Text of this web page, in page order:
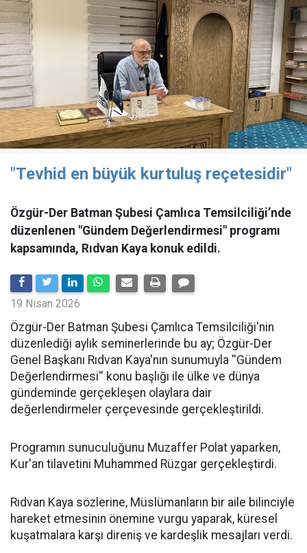
"Tevhid en büyük kurtuluş reçetesidir"
Özgür-Der Batman Şubesi Çamlıca Temsilciliği’nde
düzenlenen "Gündem Değerlendirmesi" programı
kapsamında, Rıdvan Kaya konuk edildi.
19 Nisan 2026
​Özgür-Der Batman Şubesi Çamlıca Temsilciliği'nin
düzenlediği aylık seminerlerinde bu ay; Özgür-Der
Genel Başkanı Rıdvan Kaya'nın sunumuyla ''Gündem
Değerlendirmesi'' konu başlığı ile ülke ve dünya
gündeminde gerçekleşen olaylara dair
değerlendirmeler çerçevesinde gerçekleştirildi.
Programın sunuculuğunu Muzaffer Polat yaparken,
Kur'an tilavetini Muhammed Rüzgar gerçekleştirdi.
Rıdvan Kaya sözlerine, Müslümanların bir aile bilinciyle
hareket etmesinin önemine vurgu yaparak, küresel
kuşatmalara karşı direniş ve kardeşlik mesajları verdi.